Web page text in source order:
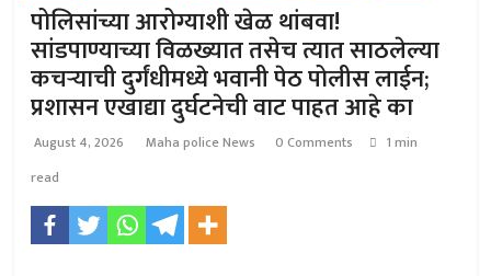
पोलिसांच्या आरोग्याशी खेळ थांबवा!
सांडपाण्याच्या विळख्यात तसेच त्यात साठलेल्या
कचऱ्याची दुर्गंधीमध्ये भवानी पेठ पोलीस लाईन;
प्रशासन एखाद्या दुर्घटनेची वाट पाहत आहे का
August 4, 2026 Maha police News 0 Comments
1 min
read